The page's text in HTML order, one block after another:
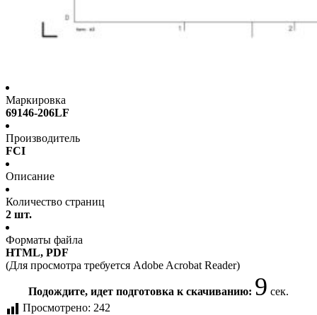
Маркировка
69146-206LF
Производитель
FCI
Описание
Количество страниц
2 шт.
Форматы файла
HTML, PDF
(Для просмотра требуется Adobe Acrobat Reader)
Подождите, идет подготовка к скачиванию: 9 сек.
Просмотрено: 242